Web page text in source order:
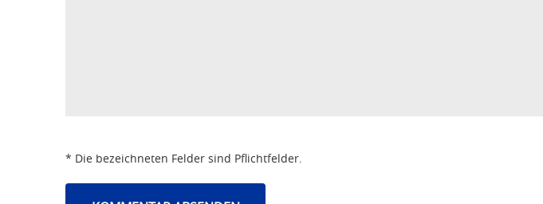
* Die bezeichneten Felder sind Pflichtfelder.